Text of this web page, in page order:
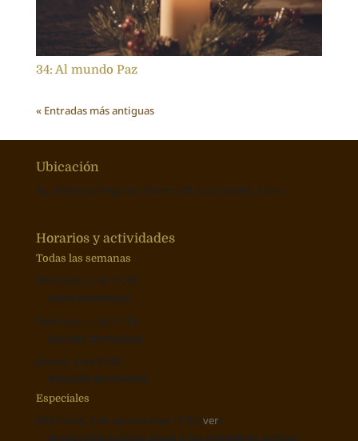
34: Al mundo Paz
« Entradas más antiguas
Ubicación
Av. Américo Vespucio Norte 178, Las Condes, Chile.
Horarios y actividades
Todas las semanas
Domingo, a las 11:00
Culto Dominical
Domingo, a las 11:15
Escuela Dominical
Jueves, a las 20:00
Reunión de Oración
Especiales
Miércoles, 9 de agosto a las 19:30 (ver)
Sesión informativa anual a los miembros activos